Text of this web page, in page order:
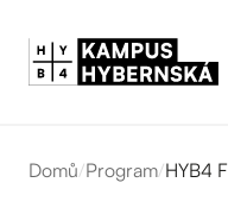
Domů/Program/HYB4